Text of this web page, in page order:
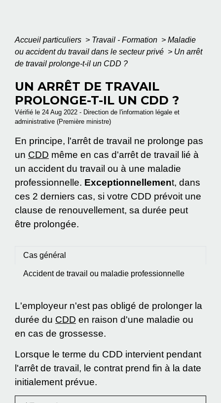
Accueil particuliers > Travail - Formation > Maladie
ou accident du travail dans le secteur privé > Un arrêt
de travail prolonge-t-il un CDD ?
UN ARRÊT DE TRAVAIL
PROLONGE-T-IL UN CDD ?
Vérifié le 24 Aug 2022 - Direction de l'information légale et
administrative (Première ministre)
En principe, l'arrêt de travail ne prolonge pas
un CDD même en cas d'arrêt de travail lié à
un accident du travail ou à une maladie
professionnelle. Exceptionnellement, dans
ces 2 derniers cas, si votre CDD prévoit une
clause de renouvellement, sa durée peut
être prolongée.
Cas général
Accident de travail ou maladie professionnelle
L'employeur n'est pas obligé de prolonger la
durée du CDD en raison d'une maladie ou
en cas de grossesse.
Lorsque le terme du CDD intervient pendant
l'arrêt de travail, le contrat prend fin à la date
initialement prévue.